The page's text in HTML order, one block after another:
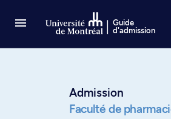
Guide
d'admission
Admission
Faculté de